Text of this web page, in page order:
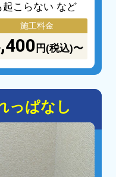
こらない など
施工料金
円(税込)〜
っぱなし